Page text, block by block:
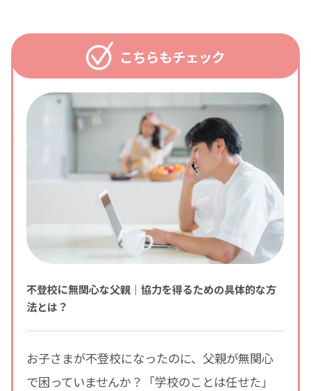
こちらもチェック
不登校に無関心な父親｜協力を得るための具体的な方
法とは？
お子さまが不登校になったのに、父親が無関心
で困っていませんか？「学校のことは任せた」